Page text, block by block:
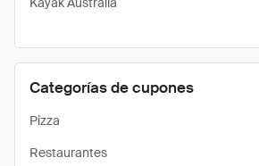
Categorías de cupones
Pizza
Restaurantes